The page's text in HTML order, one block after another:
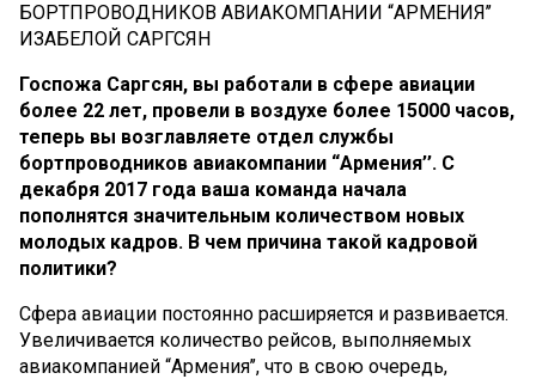
Ручная кладь и багаж
Правила онлайн-регистрации
Отмена и возврат билетов
О компании
О компании
БОРТПРОВОДНИКОВ АВИАКОМПАНИИ “АРМЕНИЯ’’
ИЗАБЕЛОЙ САРГСЯН
Госпожа Саргсян, вы работали в сфере авиации
более 22 лет, провели в воздухе более 15000 часов,
теперь вы возглавляете отдел службы
бортпроводников авиакомпании “Армения’’. С
декабря 2017 года ваша команда начала
пополнятся значительным количеством новых
молодых кадров. В чем причина такой кадровой
политики?
Сфера авиации постоянно расширяется и развивается.
Увеличивается количество рейсов, выполняемых
авиакомпанией “Армения’’, что в свою очередь,